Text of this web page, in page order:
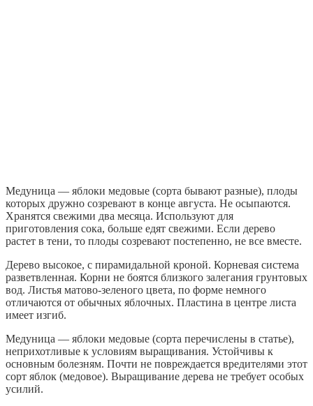
Медуница — яблоки медовые (сорта бывают разные), плоды
которых дружно созревают в конце августа. Не осыпаются.
Хранятся свежими два месяца. Используют для
приготовления сока, больше едят свежими. Если дерево
растет в тени, то плоды созревают постепенно, не все вместе.
Дерево высокое, с пирамидальной кроной. Корневая система
разветвленная. Корни не боятся близкого залегания грунтовых
вод. Листья матово-зеленого цвета, по форме немного
отличаются от обычных яблочных. Пластина в центре листа
имеет изгиб.
Медуница — яблоки медовые (сорта перечислены в статье),
неприхотливые к условиям выращивания. Устойчивы к
основным болезням. Почти не повреждается вредителями этот
сорт яблок (медовое). Выращивание дерева не требует особых
усилий.